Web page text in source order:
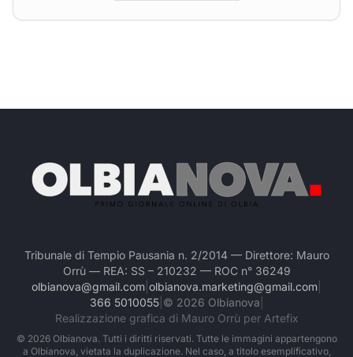
Tribunale di Tempio Pausania n. 2/2014 — Direttore: Mauro
Orrù — REA: SS – 210232 — ROC n° 36249
olbianova@gmail.com olbianova.marketing@gmail.com
366 5010055| © 2026 Olbianova
Realizzazione grafica di Mauro Orrù per Artefix
© 2026Olbianova. Tutti i diritti riservati. Tutte le immagini appartengono
a Olbianova, vietata la duplicazione. Nel caso, a titolo esemplificativo,